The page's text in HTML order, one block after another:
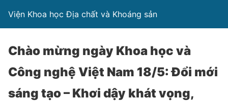
Viện Khoa học Địa chất và Khoáng sản
Chào mừng ngày Khoa học và
Công nghệ Việt Nam 18/5: Đổi mới
sáng tạo – Khơi dậy khát vọng,